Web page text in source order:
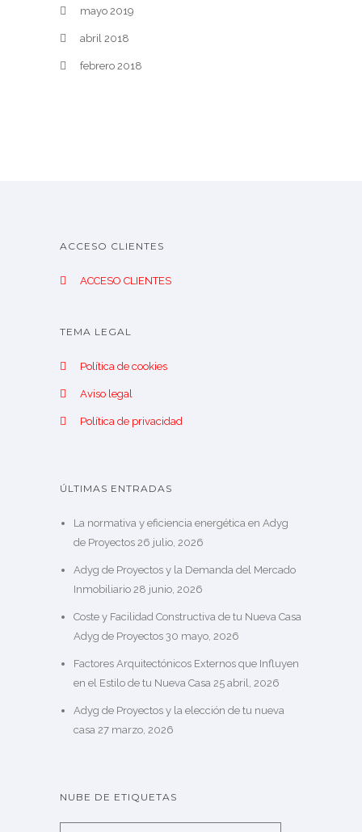
mayo 2019
abril 2018
febrero 2018
ACCESO CLIENTES
ACCESO CLIENTES
TEMA LEGAL
Política de cookies
Aviso legal
Política de privacidad
ÚLTIMAS ENTRADAS
La normativa y eficiencia energética en Adyg
de Proyectos 26 julio, 2026
Adyg de Proyectos y la Demanda del Mercado
Inmobiliario 28 junio, 2026
Coste y Facilidad Constructiva de tu Nueva Casa
Adyg de Proyectos 30 mayo, 2026
Factores Arquitectónicos Externos que Influyen
en el Estilo de tu Nueva Casa 25 abril, 2026
Adyg de Proyectos y la elección de tu nueva
casa 27 marzo, 2026
NUBE DE ETIQUETAS